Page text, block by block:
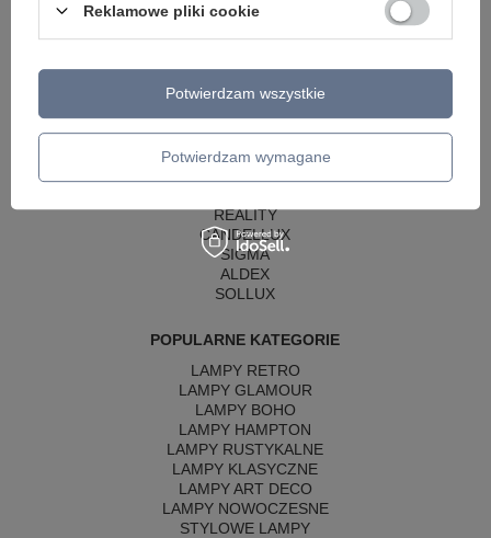
GIRLANDY OGRODOWE
KINKIETY OGRODOWE
PRODUCENCI
AZZARDO
ITALUX
REALITY
CANDELLUX
SIGMA
ALDEX
SOLLUX
POPULARNE KATEGORIE
LAMPY RETRO
LAMPY GLAMOUR
LAMPY BOHO
LAMPY HAMPTON
LAMPY RUSTYKALNE
LAMPY KLASYCZNE
LAMPY ART DECO
LAMPY NOWOCZESNE
STYLOWE LAMPY
Reklamowe pliki cookie
Potwierdzam wymagane
Potwierdzam wszystkie